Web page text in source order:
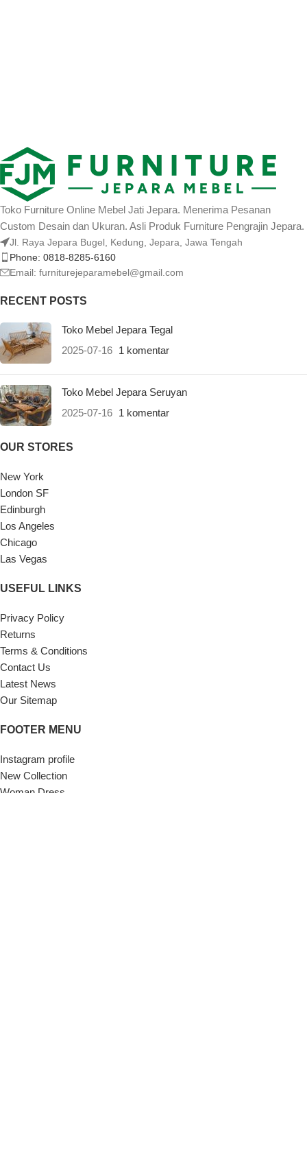
Toko Furniture Online Mebel Jati Jepara. Menerima Pesanan
Custom Desain dan Ukuran. Asli Produk Furniture Pengrajin Jepara.
Jl. Raya Jepara Bugel, Kedung, Jepara, Jawa Tengah
Phone: 0818-8285-6160
Email: furniturejeparamebel@gmail.com
RECENT POSTS
Toko Mebel Jepara Tegal
2025-07-16 1 komentar
Toko Mebel Jepara Seruyan
2025-07-16 1 komentar
OUR STORES
New York
London SF
Edinburgh
Los Angeles
Chicago
Las Vegas
USEFUL LINKS
Privacy Policy
Returns
Terms & Conditions
Contact Us
Latest News
Our Sitemap
FOOTER MENU
Instagram profile
New Collection
Woman Dress